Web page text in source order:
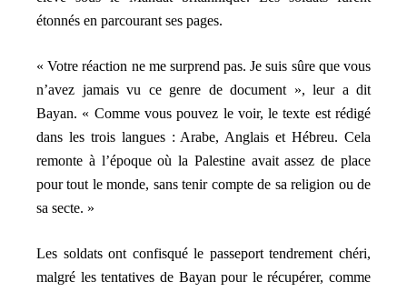
étonnés en parcourant ses pages.
« Votre réaction ne me surprend pas. Je suis sûre que vous
n’avez jamais vu ce genre de document », leur a dit
Bayan. « Comme vous pouvez le voir, le texte est rédigé
dans les trois langues : Arabe, Anglais et Hébreu. Cela
remonte à l’époque où la Palestine avait assez de place
pour tout le monde, sans tenir compte de sa religion ou de
sa secte. »
Les soldats ont confisqué le passeport tendrement chéri,
malgré les tentatives de Bayan pour le récupérer, comme